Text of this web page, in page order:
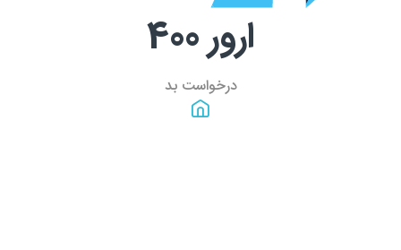
ارور400
درخواست بد